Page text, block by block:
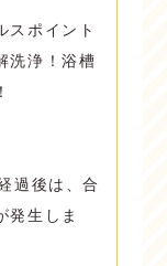
スポイント
洗浄！浴槽
過後は、合
発生しま